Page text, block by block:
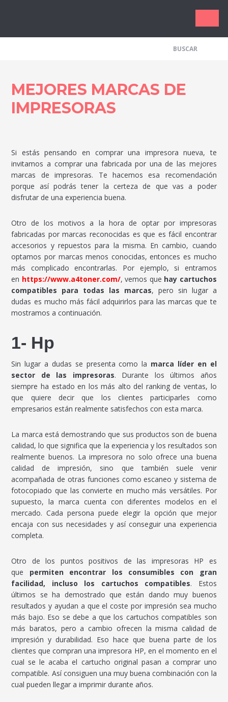
Los
MEJORES MARCAS DE
IMPRESORAS
Si estás pensando en comprar una impresora nueva, te
invitamos a comprar una fabricada por una de las mejores
marcas de impresoras. Te hacemos esa recomendación
porque así podrás tener la certeza de que vas a poder
disfrutar de una experiencia buena.
Otro de los motivos a la hora de optar por impresoras
fabricadas por marcas reconocidas es que es fácil encontrar
accesorios y repuestos para la misma. En cambio, cuando
optamos por marcas menos conocidas, entonces es mucho
más complicado encontrarlas. Por ejemplo, si entramos
en https://www.a4toner.com/, vemos que hay cartuchos
compatibles para todas las marcas, pero sin lugar a
dudas es mucho más fácil adquirirlos para las marcas que te
mostramos a continuación.
1- Hp
Sin lugar a dudas se presenta como la marca líder en el
sector de las impresoras. Durante los últimos años
siempre ha estado en los más alto del ranking de ventas, lo
que quiere decir que los clientes participarles como
empresarios están realmente satisfechos con esta marca.
La marca está demostrando que sus productos son de buena
calidad, lo que significa que la experiencia y los resultados son
realmente buenos. La impresora no solo ofrece una buena
calidad de impresión, sino que también suele venir
acompañada de otras funciones como escaneo y sistema de
fotocopiado que las convierte en mucho más versátiles. Por
supuesto, la marca cuenta con diferentes modelos en el
mercado. Cada persona puede elegir la opción que mejor
encaja con sus necesidades y así conseguir una experiencia
completa.
Otro de los puntos positivos de las impresoras HP es
que permiten encontrar los consumibles con gran
facilidad, incluso los cartuchos compatibles. Estos
últimos se ha demostrado que están dando muy buenos
resultados y ayudan a que el coste por impresión sea mucho
más bajo. Eso se debe a que los cartuchos compatibles son
más baratos, pero a cambio ofrecen la misma calidad de
impresión y durabilidad. Eso hace que buena parte de los
clientes que compran una impresora HP, en el momento en el
cual se le acaba el cartucho original pasan a comprar uno
compatible. Así consiguen una muy buena combinación con la
cual pueden llegar a imprimir durante años.